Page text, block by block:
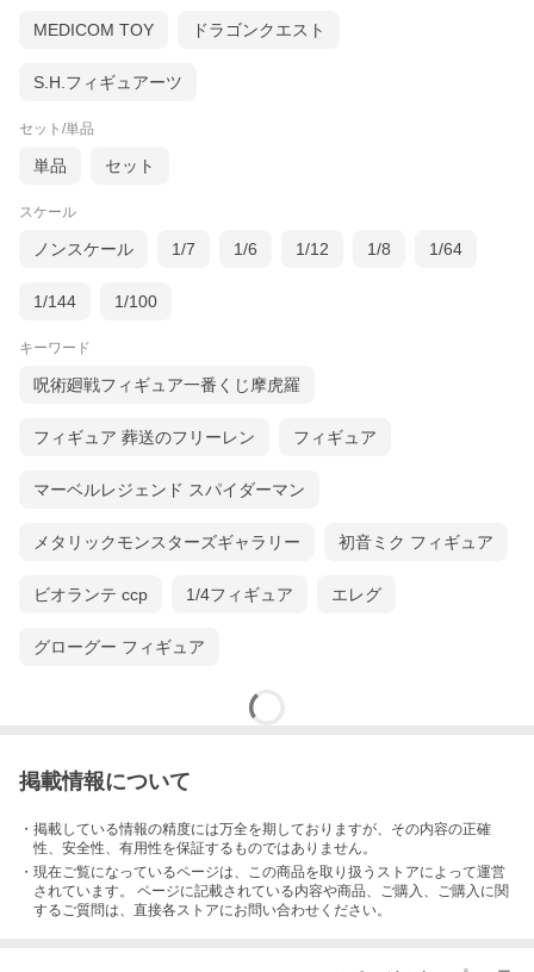
MEDICOM TOY ドラゴンクエスト
S.H.フィギュアーツ
セット/単品
単品 セット
スケール
ノンスケール 1/7 1/6 1/12 1/8 1/64
1/144 1/100
キーワード
呪術廻戦フィギュア一番くじ摩虎羅
フィギュア 葬送のフリーレン フィギュア
マーベルレジェンド スパイダーマン
メタリックモンスターズギャラリー 初音ミク フィギュア
ビオランテ ccp 1/4フィギュア エレグ
グローグー フィギュア
掲載情報について
・掲載している情報の精度には万全を期しておりますが、その内容の正確
性、安全性、有用性を保証するものではありません。
・現在ご覧になっているページは、この商品を取り扱うストアによって運営
されています。 ページに記載されている内容や商品、ご購入 、ご購入に関
するご質問は、直接各ストアにお問い合わせください。